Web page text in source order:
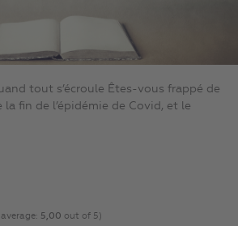
tout s’écroule Êtes-vous frappé de
la fin de l’épidémie de Covid, et le
5,00 out of 5)